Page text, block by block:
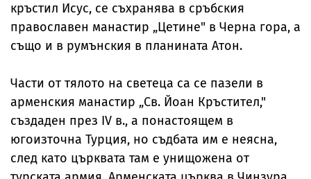
кръстил Исус, се съхранява в сръбския
православен манастир „Цетине" в Черна гора, а
също и в румънския в планината Атон.
Части от тялото на светеца са се пазели в
арменския манастир „Св. Йоан Кръстител,"
създаден през IV в., a понастоящем в
югоизточна Турция, но съдбата им е неясна,
след като църквата там е унищожена от